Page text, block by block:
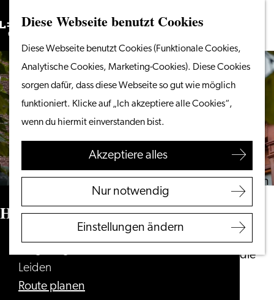
Diese Webseite benutzt Cookies
Diese Webseite benutzt Cookies (Funktionale Cookies,
Analytische Cookies, Marketing-Cookies). Diese Cookies
sorgen dafür, dass diese Webseite so gut wie möglich
funktioniert. Klicke auf „Ich akzeptiere alle Cookies“,
wenn du hiermit einverstanden bist.
Akzeptiere alles
Nur notwendig
Einstellungen ändern
Gehen
Sie
zur
Homepage
Menü
Suchen
Vom Wasser aus
Radeln & Wandern
Shoppen
Essen & Trinken
Ihren Besuch planen
Touristeninformation
Leiden
Entdecken Sie die
Suchen
Herrenhaus
Leiden
Route planen